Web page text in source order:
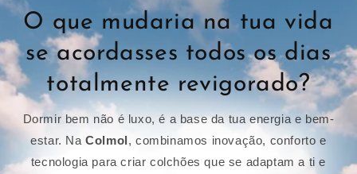
O que mudaria na tua vida
se acordasses todos os dias
totalmente revigorado?
Dormir bem não é luxo, é a base da tua energia e bem-
estar. NaColmol, combinamos inovação, conforto e
tecnologia para criar colchões que se adaptam a ti e